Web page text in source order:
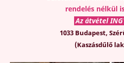
rendelés nélkül
Az átvétel
1033 Budapest,
(Kaszásdűlő